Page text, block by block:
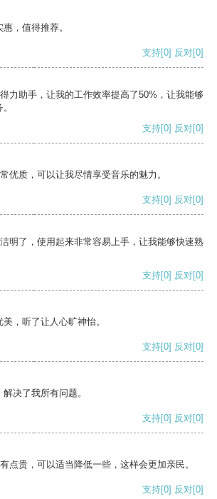
，值得推荐。
支持[0] 反对[0]
力助手，让我的工作效率提高了50%，让我能够
支持[0] 反对[0]
优质，可以让我尽情享受音乐的魅力。
支持[0] 反对[0]
明了，使用起来非常容易上手，让我能够快速熟
支持[0] 反对[0]
，听了让人心旷神怡。
支持[0] 反对[0]
决了我所有问题。
支持[0] 反对[0]
点贵，可以适当降低一些，这样会更加亲民。
支持[0] 反对[0]